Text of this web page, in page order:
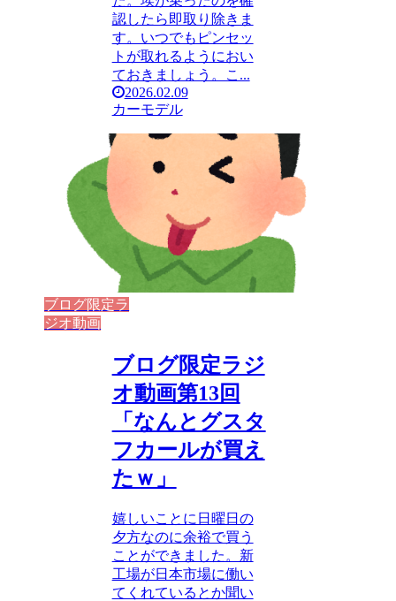
認したら即取り除きま
す。いつでもピンセッ
トが取れるようにおい
ておきましょう。こ...
2026.02.09
カーモデル
ブログ限定ラ
ジオ動画
ブログ限定ラジ
オ動画第13回
「なんとグスタ
フカールが買え
たｗ」
嬉しいことに日曜日の
夕方なのに余裕で買う
ことができました。新
工場が日本市場に働い
てくれているとか聞い